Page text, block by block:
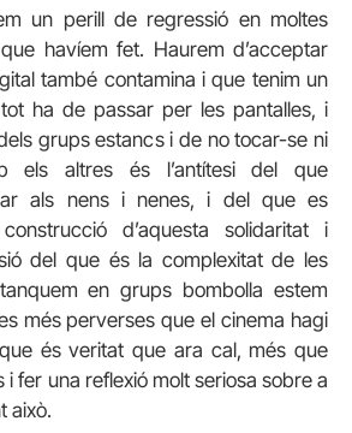
un perill de regressió en moltes
havíem fet. Haurem d’acceptar
també contamina i que tenim un
ha de passar per les pantalles, i
grups estancs i de no tocar-se ni
els altres és l’antítesi del que
als nens i nenes, i del que es
d’aquesta solidaritat i
del que és la complexitat de les
en grups bombolla estem
més perverses que el cinema hagi
és veritat que ara cal, més que
i fer una reflexió molt seriosa sobre a
això.